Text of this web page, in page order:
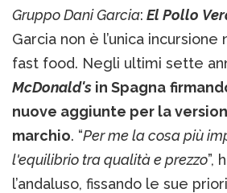
Gruppo Dani Garcia: El Pollo
Garcia non è l’unica
fast food. Negli ultimi sette
McDonald's in Spagna
nuove aggiunte per la
marchio. “Per me la cosa più
l'equilibrio tra qualità e prezzo”,
l’andaluso, fissando le sue